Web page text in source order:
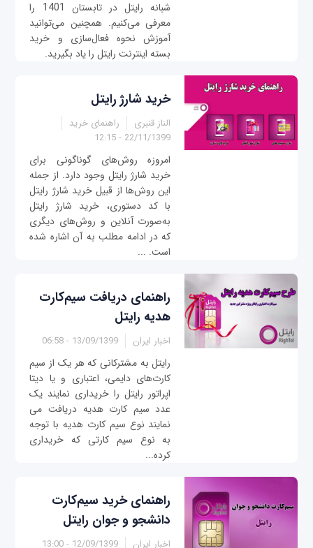
شبانه رایتل در تابستان 1401 را
معرفی می‌کنیم. همچنین می‌توانید
آموزش نحوه فعال‌سازی و خرید
بسته اینترنت رایتل را یاد بگیرید.
خرید شارژ رایتل
الناز قنبری
راهنمای خرید
22/11/1399 - 12:15
امروزه روش‌های گوناگونی برای
خرید شارژ رایتل وجود دارد. از جمله
این روش‌ها از قبیل خرید شارژ رایتل
با کد دستوری، خرید شارژ رایتل
به‌صورت آنلاین و روش‌های دیگری
که در ادامه مطلب به آن اشاره شده
است. ...
راهنمای دریافت سیم‌کارت
هدیه رایتل
اخبار ایران 13/09/1399 - 06:58
رایتل به مشترکانی که هر یک از سیم
کارت‌های دایمی، اعتباری و یا دیتا
اپراتور رایتل را خریداری نمایند یک
عدد سیم کارت هدیه دریافت می
نمایند نوع سیم کارت هدیه با توجه
به نوع سیم کارتی که خریداری
کرده...
راهنمای خرید سیم‌کارت
دانشجو و جوان رایتل
اخبار ایران 12/09/1399 - 13:00